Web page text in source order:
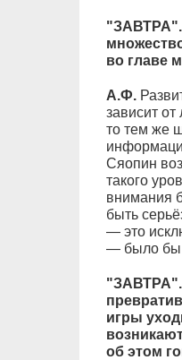
"ЗАВТРА".
во главе
А.Ф.
зависит
то тем же
Сяопин
такого
внимания
быть
— это
— было бы
"ЗАВТРА".
игры
об этом